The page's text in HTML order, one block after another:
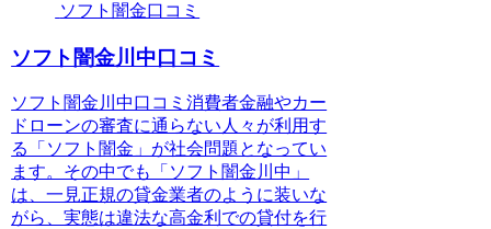
ソフト闇金口コミ
ソフト闇金川中口コミ
ソフト闇金川中口コミ消費者金融やカー
ドローンの審査に通らない人々が利用す
る「ソフト闇金」が社会問題となってい
ます。その中でも「ソフト闇金川中」
は、一見正規の貸金業者のように装いな
がら、実態は違法な高金利での貸付を行